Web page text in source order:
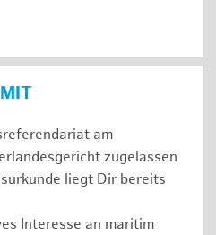
am
zugelassen
liegt Dir bereits
Interesse an maritim